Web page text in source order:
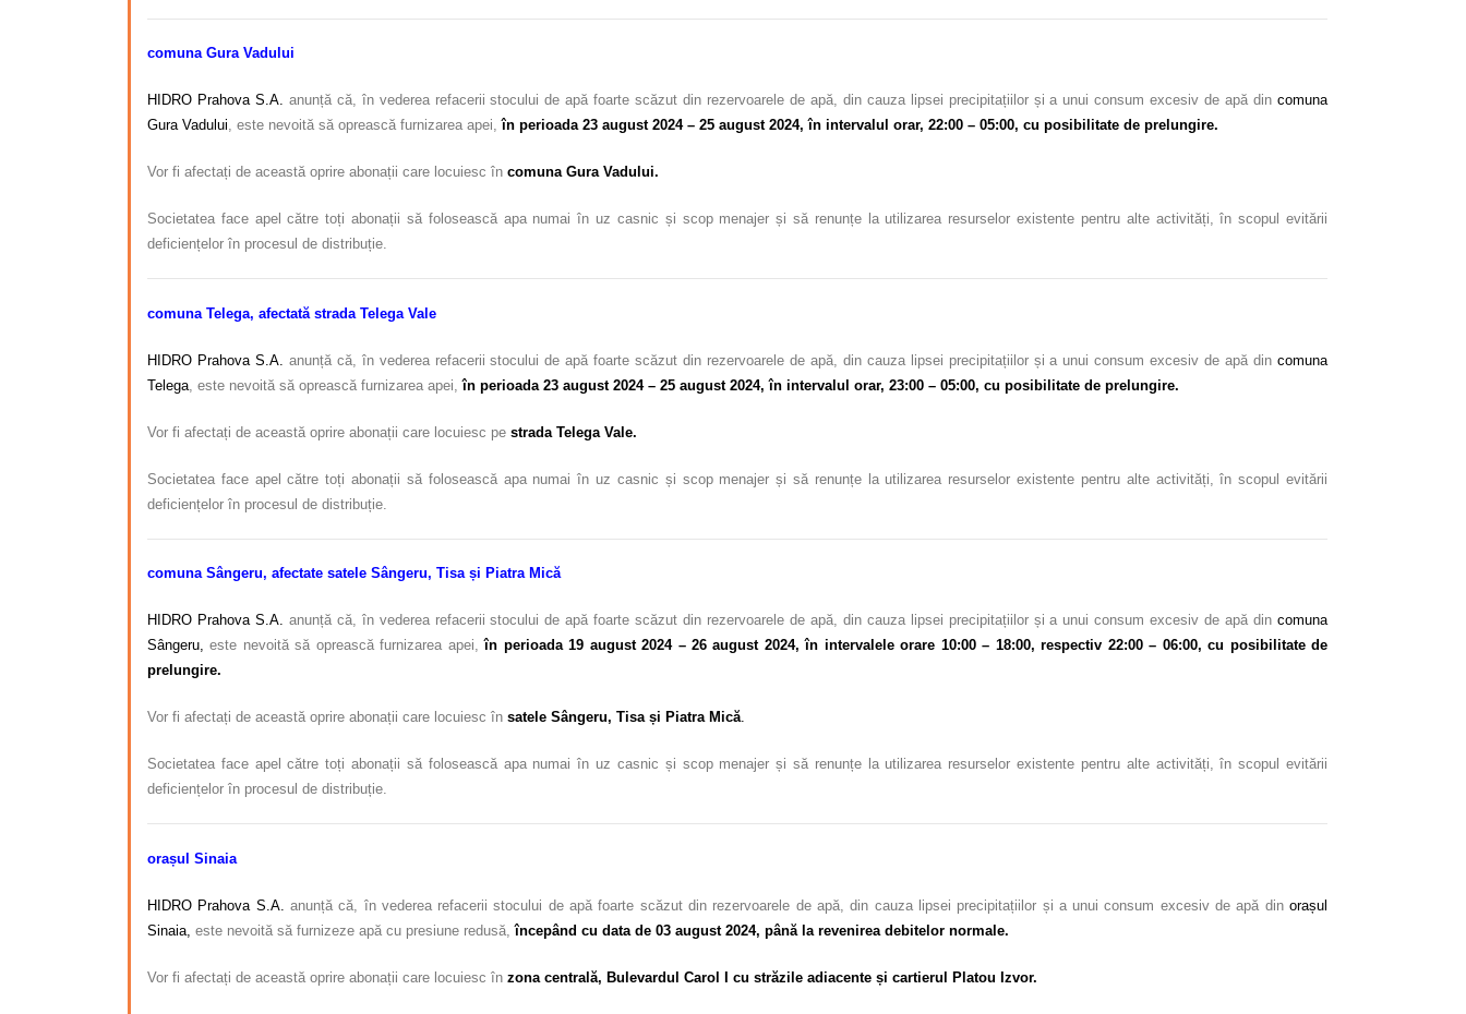
comuna Gura Vadului
HIDRO Prahova S.A. anunță că, în vederea refacerii stocului de apă foarte scăzut din rezervoarele de apă, din cauza lipsei precipitațiilor și a unui consum excesiv de apă dincomuna
Gura Vadului, este nevoită să oprească furnizarea apei,în perioada 23 august 2024 – 25 august 2024, în intervalul orar, 22:00 – 05:00, cu posibilitate de prelungire.
Vor fi afectați de această oprire abonații care locuiesc în comuna Gura Vadului.
Societatea face apel către toți abonații să folosească apa numai în uz casnic și scop menajer și să renunțe la utilizarea resurselor existente pentru alte activități, în scopul evitării
deficiențelor în procesul de distribuție.
comuna Telega, afectată strada Telega Vale
HIDRO Prahova S.A. anunță că, în vederea refacerii stocului de apă foarte scăzut din rezervoarele de apă, din cauza lipsei precipitațiilor și a unui consum excesiv de apă dincomuna
Telega , este nevoită să oprească furnizarea apei,în perioada 23 august 2024 – 25 august 2024, în intervalul orar, 23:00 – 05:00, cu posibilitate de prelungire.
Vor fi afectați de această oprire abonații care locuiesc pe strada Telega Vale.
Societatea face apel către toți abonații să folosească apa numai în uz casnic și scop menajer și să renunțe la utilizarea resurselor existente pentru alte activități, în scopul evitării
deficiențelor în procesul de distribuție.
comuna Sângeru, afectate satele Sângeru, Tisa și Piatra Mică
HIDRO Prahova S.A. anunță că, în vederea refacerii stocului de apă foarte scăzut din rezervoarele de apă, din cauza lipsei precipitațiilor și a unui consum excesiv de apă dincomuna
Sângeru, este nevoită să oprească furnizarea apei,în perioada 19 august 2024 – 26 august 2024, în intervalele orare 10:00 – 18:00, respectiv 22:00 – 06:00, cu posibilitate de
prelungire.
Vor fi afectați de această oprire abonații care locuiesc în satele Sângeru, Tisa și Piatra Mică.
Societatea face apel către toți abonații să folosească apa numai în uz casnic și scop menajer și să renunțe la utilizarea resurselor existente pentru alte activități, în scopul evitării
deficiențelor în procesul de distribuție.
orașul Sinaia
HIDRO Prahova S.A. anunță că, în vederea refacerii stocului de apă foarte scăzut din rezervoarele de apă, din cauza lipsei precipitațiilor și a unui consum excesiv de apă dinorașul
Sinaia, este nevoită să furnizeze apă cu presiune redusă, începând cu data de 03 august 2024, până la revenirea debitelor normale.
Vor fi afectați de această oprire abonații care locuiesc în zona centrală, Bulevardul Carol I cu străzile adiacente și cartierul Platou Izvor.